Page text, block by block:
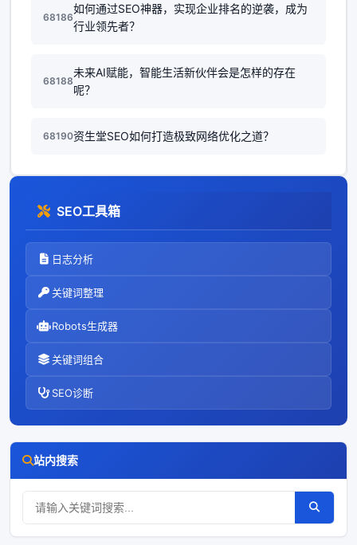
68186
如何通过SEO神器，实现企业排名的逆袭，成为
行业领先者？
68188
未来AI赋能，智能生活新伙伴会是怎样的存在
呢？
68190资生堂SEO如何打造极致网络优化之道？
SEO工具箱
日志分析
关键词整理
Robots生成器
关键词组合
SEO诊断
站内搜索